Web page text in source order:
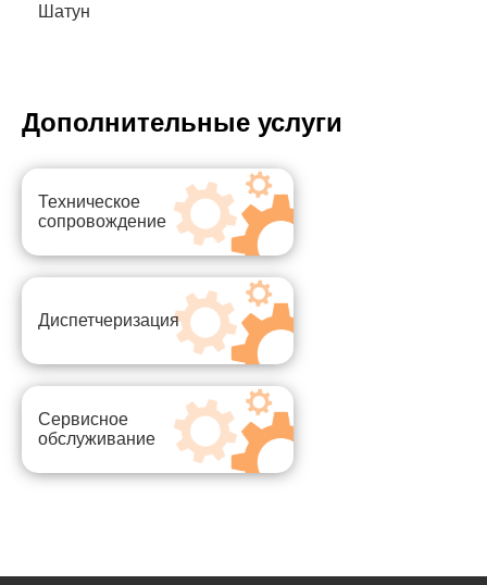
Шатун
Дополнительные услуги
Техническое
сопровождение
Диспетчеризация
Сервисное
обслуживание